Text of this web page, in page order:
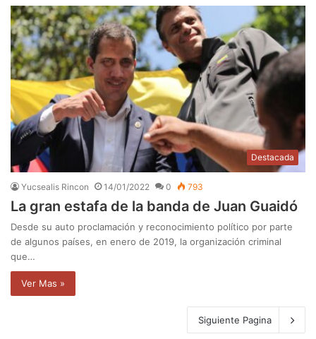
Destacada
Yucsealis Rincon 14/01/2022 0 793
La gran estafa de la banda de Juan Guaidó
Desde su auto proclamación y reconocimiento político por parte
de algunos países, en enero de 2019, la organización criminal
que…
Ver Mas »
Siguiente Pagina